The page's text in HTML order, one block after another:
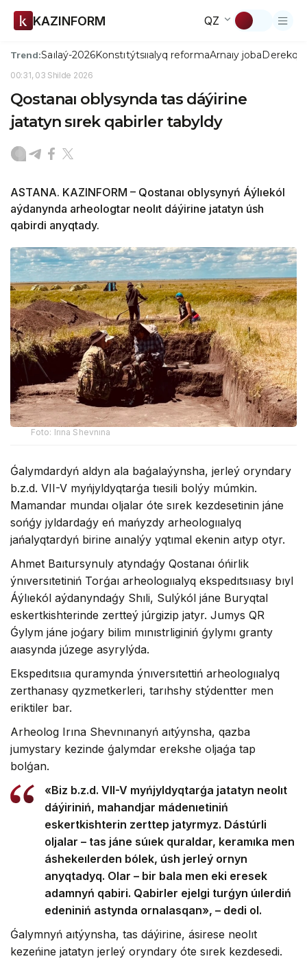
KAZINFORM QZ
Trend:Saılaý-2026Konstıtýtsııalyq reformaArnaıy jobaDerekqor
00:31, 03 Shilde 2026
Qostanaı oblysynda tas dáýirine
jatatyn sırek qabirler tabyldy
ASTANA. KAZINFORM – Qostanaı oblysynyń Áýlıekól
aýdanynda arheologtar neolıt dáýirine jatatyn úsh
qabirdi anyqtady.
Foto: Irına Shevnına
Ǵalymdardyń aldyn ala baǵalaýynsha, jerleý oryndary
b.z.d. VII-V myńjyldyqtarǵa tıesili bolýy múmkin.
Mamandar mundaı oljalar óte sırek kezdesetinin jáne
sońǵy jyldardaǵy eń mańyzdy arheologııalyq
jańalyqtardyń birine aınalýy yqtımal ekenin aıtyp otyr.
Ahmet Baıtursynuly atyndaǵy Qostanaı óńirlik
ýnıversıtetiniń Torǵaı arheologııalyq ekspedıtsııasy bıyl
Áýlıekól aýdanyndaǵy Shıli, Sulýkól jáne Buryqtal
eskertkishterinde zertteý júrgizip jatyr. Jumys QR
Ǵylym jáne joǵary bilim mınıstrliginiń ǵylymı granty
aıasynda júzege asyrylýda.
Ekspedıtsııa quramynda ýnıversıtettiń arheologııalyq
zerthanasy qyzmetkerleri, tarıhshy stýdentter men
eriktiler bar.
Arheolog Irına Shevnınanyń aıtýynsha, qazba
jumystary kezinde ǵalymdar erekshe oljaǵa tap
bolǵan.
«Biz b.z.d. VII-V myńjyldyqtarǵa jatatyn neolıt
dáýiriniń, mahandjar mádenıetiniń
eskertkishterin zerttep jatyrmyz. Dástúrli
oljalar – tas jáne súıek quraldar, keramıka men
áshekeılerden bólek, úsh jerleý ornyn
anyqtadyq. Olar – bir bala men eki eresek
adamnyń qabiri. Qabirler ejelgi turǵyn úılerdiń
edeniniń astynda ornalasqan», – dedi ol.
Ǵalymnyń aıtýynsha, tas dáýirine, ásirese neolıt
kezeńine jatatyn jerleý oryndary óte sırek kezdesedi.